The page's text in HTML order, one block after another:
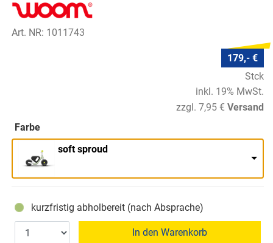
Art. NR: 1011743
179,- €
Stck
inkl. 19% MwSt.
zzgl. 7,95 € Versand
Farbe
soft sproud
kurzfristig abholbereit (nach Absprache)
In den Warenkorb